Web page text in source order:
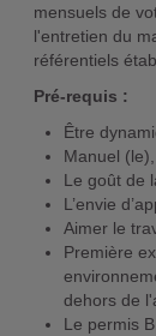
mensuels de
l'entretien du
référentiels
Pré-requis :
Être
Manuel (le),
Le goût de
L’envie
Aimer le
Première
dehors de
Le permis B